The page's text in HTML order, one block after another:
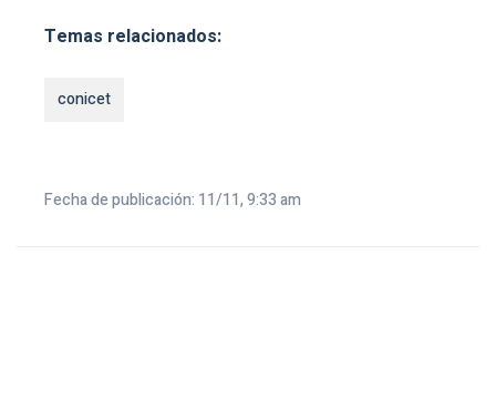
Temas relacionados:
conicet
Fecha de publicación: 11/11, 9:33 am